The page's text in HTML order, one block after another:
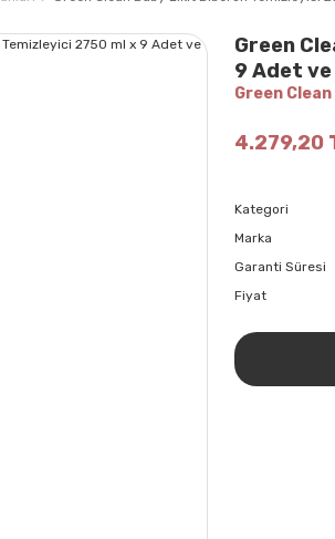
Green
9 Adet
Green Clean
4.279,20
Kategori
Marka
Garanti Süresi
Fiyat